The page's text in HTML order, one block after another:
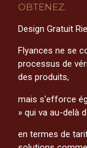
OBTENEZ.
Design Gratuit
Flyances ne se
processus de
des produits,
mais s'efforce
» qui va au-delà
en termes de